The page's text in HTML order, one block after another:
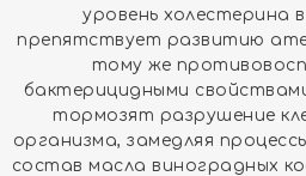
уровень холестерина
препятствует развитию
тому же
бактерицидными
тормозят разрушение
организма, замедляя
состав масла виноградных